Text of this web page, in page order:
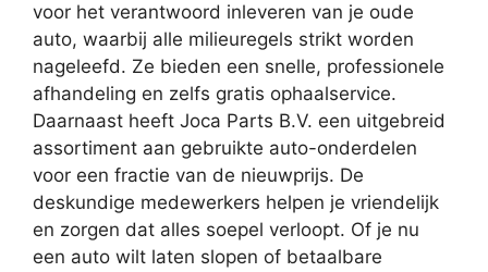
voor het verantwoord inleveren van je oude
auto, waarbij alle milieuregels strikt worden
nageleefd. Ze bieden een snelle, professionele
afhandeling en zelfs gratis ophaalservice.
Daarnaast heeft Joca Parts B.V. een uitgebreid
assortiment aan gebruikte auto-onderdelen
voor een fractie van de nieuwprijs. De
deskundige medewerkers helpen je vriendelijk
en zorgen dat alles soepel verloopt. Of je nu
een auto wilt laten slopen of betaalbare